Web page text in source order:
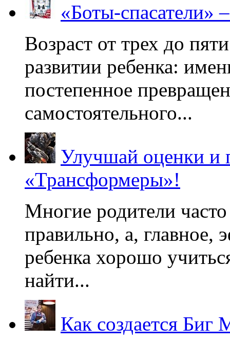
«Боты-спасатели»
Возраст от трех до
развитии ребенка:
постепенное
самостоятельного...
Улучшай оценки и
«Трансформеры»!
Многие родители
правильно, а, главное,
ребенка хорошо
найти...
Как создается Биг